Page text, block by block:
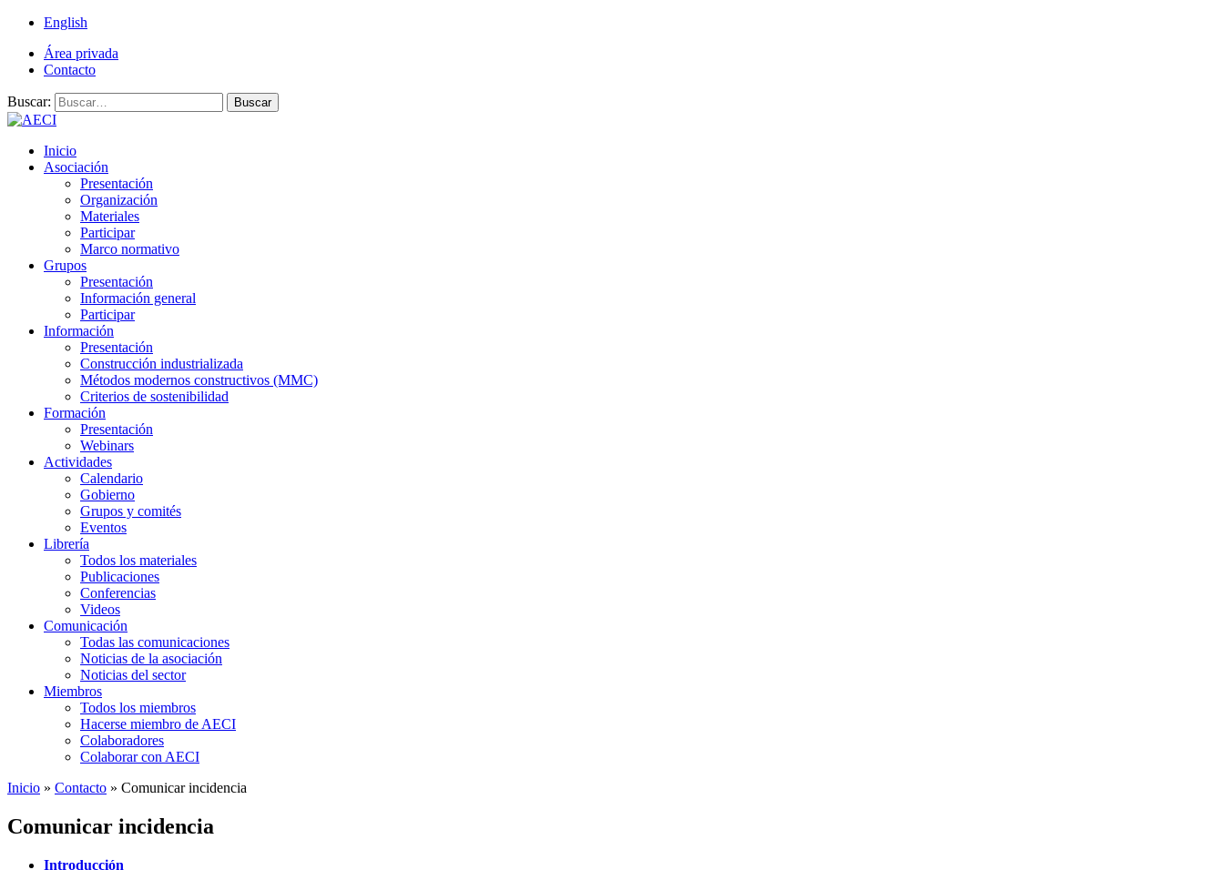
English
Área privada
Contacto
Buscar: Buscar
Inicio
Asociación
Presentación
Organización
Materiales
Participar
Marco normativo
Grupos
Presentación
Información general
Participar
Información
Presentación
Construcción industrializada
Métodos modernos constructivos (MMC)
Criterios de sostenibilidad
Formación
Presentación
Webinars
Actividades
Calendario
Gobierno
Grupos y comités
Eventos
Librería
Todos los materiales
Publicaciones
Conferencias
Videos
Comunicación
Todas las comunicaciones
Noticias de la asociación
Noticias del sector
Miembros
Todos los miembros
Hacerse miembro de AECI
Colaboradores
Colaborar con AECI
Inicio » Contacto » Comunicar incidencia
Comunicar incidencia
Introducción